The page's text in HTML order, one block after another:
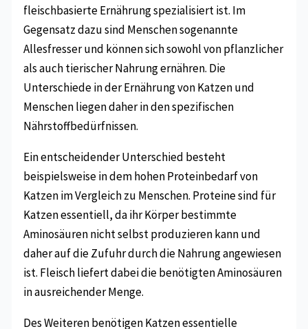
fleischbasierte Ernährung spezialisiert ist. Im
Gegensatz dazu sind Menschen sogenannte
Allesfresser und können sich sowohl von pflanzlicher
als auch tierischer Nahrung ernähren. Die
Unterschiede in der Ernährung von Katzen und
Menschen liegen daher in den spezifischen
Nährstoffbedürfnissen.
Ein entscheidender Unterschied besteht
beispielsweise in dem hohen Proteinbedarf von
Katzen im Vergleich zu Menschen. Proteine sind für
Katzen essentiell, da ihr Körper bestimmte
Aminosäuren nicht selbst produzieren kann und
daher auf die Zufuhr durch die Nahrung angewiesen
ist. Fleisch liefert dabei die benötigten Aminosäuren
in ausreichender Menge.
Des Weiteren benötigen Katzen essentielle